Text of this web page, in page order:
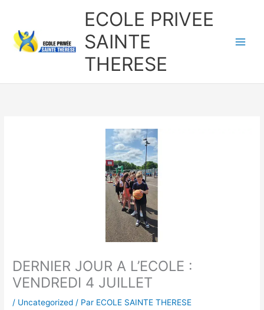
contenu
ECOLE PRIVEE
SAINTE
THERESE
DERNIER JOUR A L’ECOLE :
VENDREDI 4 JUILLET
/ Uncategorized / Par ECOLE SAINTE THERESE